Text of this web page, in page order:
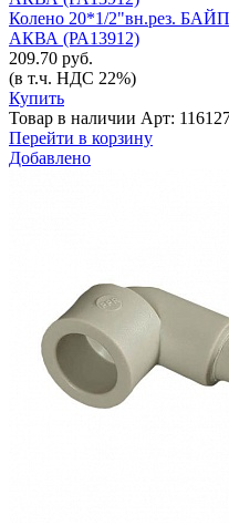
Колено 20*1/2"вн.рез.
АКВА (РА13912)
209.70 руб.
(в т.ч. НДС 22%)
Купить
Товар в наличии Арт:
Перейти в корзину
Добавлено